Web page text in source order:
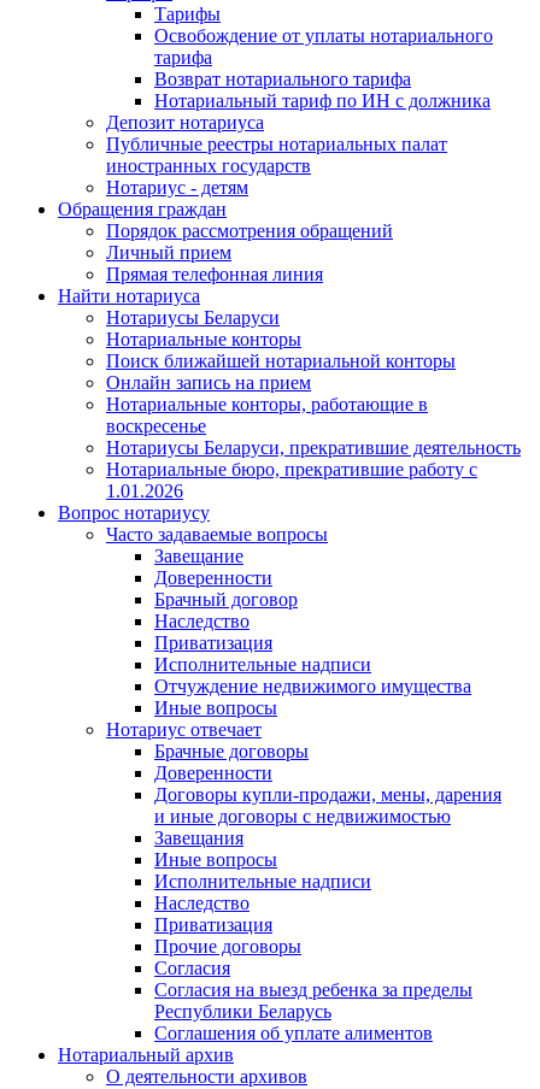
Тарифы
Освобождение от уплаты нотариального
тарифа
Возврат нотариального тарифа
Нотариальный тариф по ИН с должника
Депозит нотариуса
Публичные реестры нотариальных палат
иностранных государств
Нотариус - детям
Обращения граждан
Порядок рассмотрения обращений
Личный прием
Прямая телефонная линия
Найти нотариуса
Нотариусы Беларуси
Нотариальные конторы
Поиск ближайшей нотариальной конторы
Онлайн запись на прием
Нотариальные конторы, работающие в
воскресенье
Нотариусы Беларуси, прекратившие деятельность
Нотариальные бюро, прекратившие работу с
1.01.2026
Вопрос нотариусу
Часто задаваемые вопросы
Завещание
Доверенности
Брачный договор
Наследство
Приватизация
Исполнительные надписи
Отчуждение недвижимого имущества
Иные вопросы
Нотариус отвечает
Брачные договоры
Доверенности
Договоры купли-продажи, мены, дарения
и иные договоры с недвижимостью
Завещания
Иные вопросы
Исполнительные надписи
Наследство
Приватизация
Прочие договоры
Согласия
Согласия на выезд ребенка за пределы
Республики Беларусь
Соглашения об уплате алиментов
Нотариальный архив
О деятельности архивов